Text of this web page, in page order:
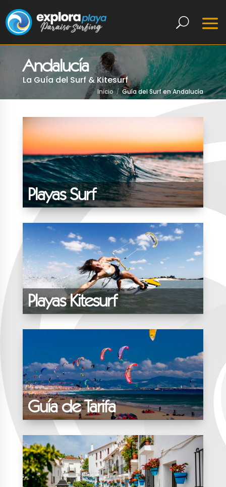
Andalucía
La Guía del Surf & Kitesurf
Inicio Guía del Surf en Andalucía
Playas Surf
Playas Kitesurf
Guía de Tarifa